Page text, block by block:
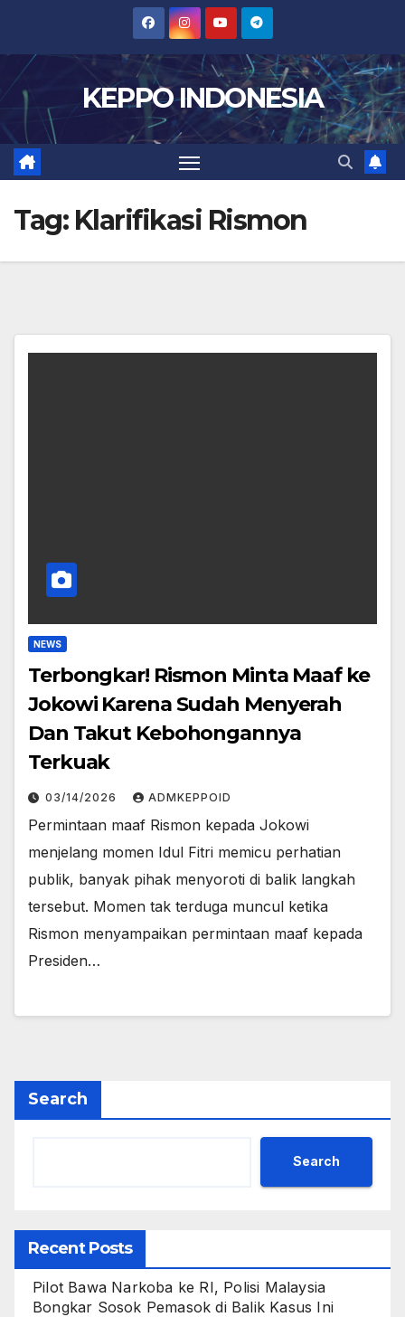
content
KEPPO INDONESIA
Tag: Klarifikasi Rismon
NEWS
Terbongkar! Rismon Minta Maaf ke
Jokowi Karena Sudah Menyerah
Dan Takut Kebohongannya
Terkuak
03/14/2026 ADMKEPPOID
Permintaan maaf Rismon kepada Jokowi
menjelang momen Idul Fitri memicu perhatian
publik, banyak pihak menyoroti di balik langkah
tersebut. Momen tak terduga muncul ketika
Rismon menyampaikan permintaan maaf kepada
Presiden…
Search
Search
Recent Posts
Pilot Bawa Narkoba ke RI, Polisi Malaysia
Bongkar Sosok Pemasok di Balik Kasus Ini